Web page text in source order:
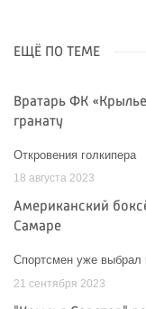
ЕЩЁ ПО ТЕМЕ
Вратарь ФК
гранату
Откровения голкипера
18 августа 2023
Американский
Самаре
Спортсмен уже выбрал
21 сентября 2023